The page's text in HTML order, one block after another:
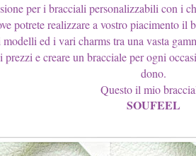
per i bracciali personalizzabili con i
potrete realizzare a vostro piacimento il
modelli ed i vari charms tra una vasta
e creare un bracciale per ogni
dono.
Questo il mio
SOUFEEL